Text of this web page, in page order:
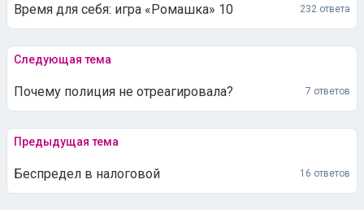
Время для себя: игра «Ромашка» 10 232 ответа
Следующая тема
Почему полиция не отреагировала? 7 ответов
Предыдущая тема
Беспредел в налоговой 16 ответов